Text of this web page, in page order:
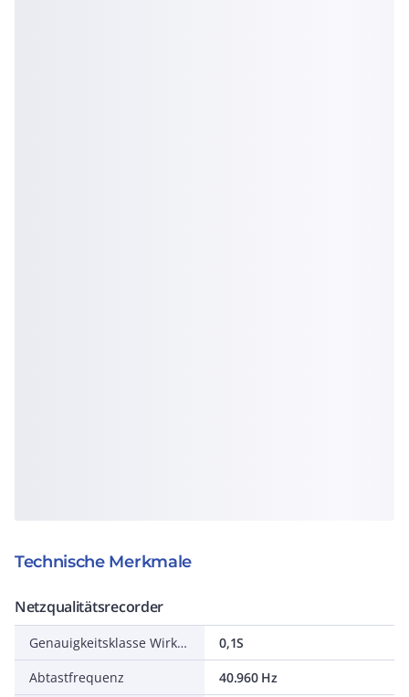
Technische Merkmale
Netzqualitätsrecorder
Genauigkeitsklasse Wirkleistung nach IEC 62053-22
0,1S
Abtastfrequenz
40.960 Hz